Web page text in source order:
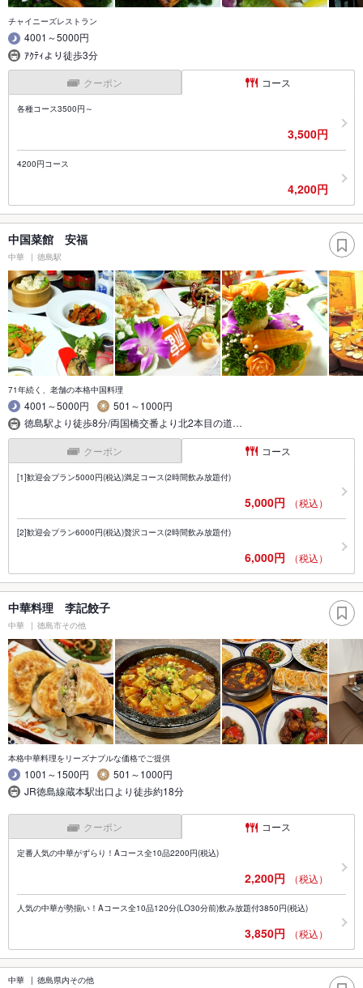
チャイニーズレストラン
4001～5000円
ｱｸﾃｨより徒歩3分
クーポン コース
各種コース3500円～
3,500円
4200円コース
4,200円
中国菜館 安福
中華 徳島駅
71年続く、老舗の本格中国料理
4001～5000円
501～1000円
徳島駅より徒歩8分/両国橋交番より北2本目の道…
クーポン コース
[1]歓迎会プラン5000円(税込)満足コース(2時間飲み放題付)
5,000円 （税込）
[2]歓迎会プラン6000円(税込)贅沢コース(2時間飲み放題付)
6,000円 （税込）
中華料理 李記餃子
中華 徳島市その他
本格中華料理をリーズナブルな価格でご提供
1001～1500円
501～1000円
JR徳島線蔵本駅出口より徒歩約18分
クーポン コース
定番人気の中華がずらり！Aコース全10品2200円(税込)
2,200円 （税込）
人気の中華が勢揃い！Aコース全10品120分(LO30分前)飲み放題付3850円(税込)
3,850円 （税込）
中華 徳島県内その他